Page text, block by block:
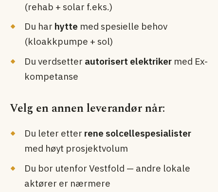
(rehab + solar f.eks.)
Du har hytte med spesielle behov
(kloakkpumpe + sol)
Du verdsetter autorisert elektriker med Ex-
kompetanse
Velg en annen leverandør når:
Du leter etter rene solcelle­spesialister
med høyt prosjekt­volum
Du bor utenfor Vestfold — andre lokale
aktører er nærmere